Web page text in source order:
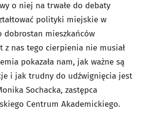
o niej na trwałe do debaty
polityki miejskie w
dobrostan mieszkańców
z nas tego cierpienia nie musiał
pokazała nam, jak ważne są
i jak trudny do udźwignięcia jest
Sochacka, zastępca
Centrum Akademickiego.